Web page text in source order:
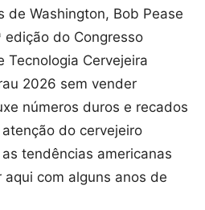
de Washington, Bob Pease
edição do Congresso
Tecnologia Cervejeira
2026 sem vender
números duros e recados
do cervejeiro
tendências americanas
com alguns anos de